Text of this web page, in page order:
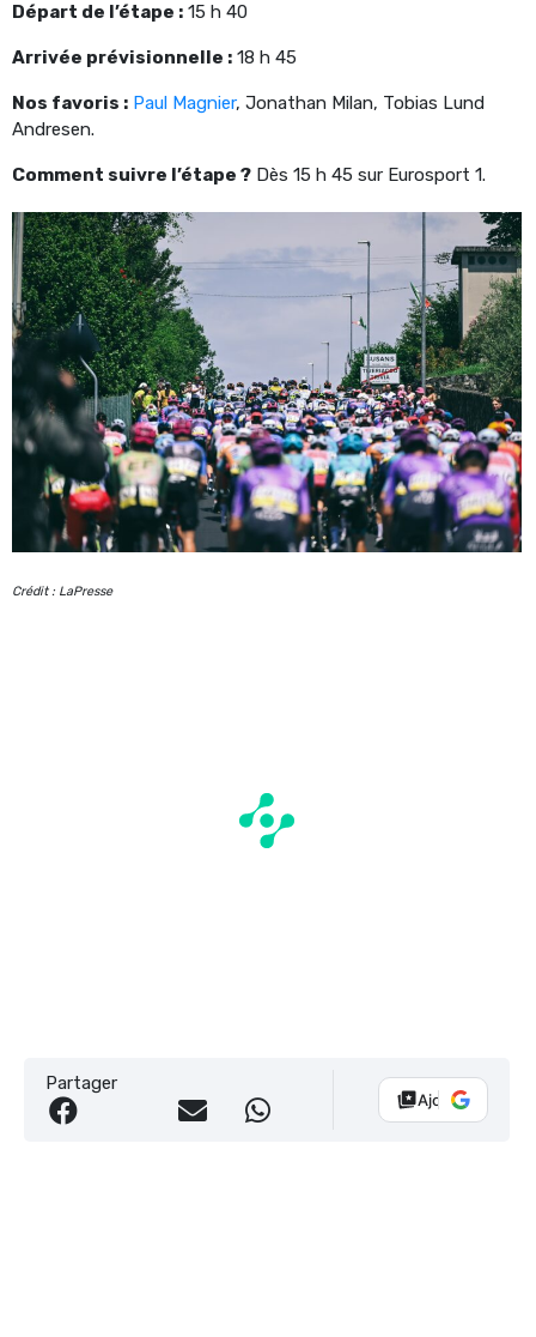
Départ de l’étape : 15 h 40
Arrivée prévisionnelle : 18 h 45
Nos favoris : Paul Magnier, Jonathan Milan, Tobias Lund
Andresen.
Comment suivre l’étape ? Dès 15 h 45 sur Eurosport 1.
Crédit : LaPresse
Partager
Ajouter Vélo